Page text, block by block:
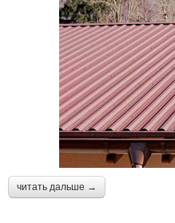
читать дальше →